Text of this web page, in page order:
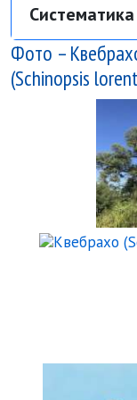
Фото –
(Schinopsis